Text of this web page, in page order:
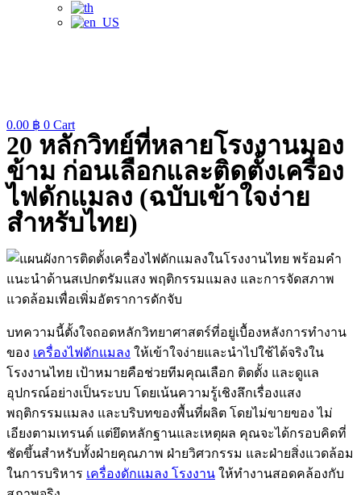
0.00 ฿ 0 Cart
20 หลักวิทย์ที่หลายโรงงานมอง
ข้าม ก่อนเลือกและติดตั้งเครื่อง
ไฟดักแมลง (ฉบับเข้าใจง่าย
สำหรับไทย)
บทความนี้ตั้งใจถอดหลักวิทยาศาสตร์ที่อยู่เบื้องหลังการทำงาน
ของ เครื่องไฟดักแมลง ให้เข้าใจง่ายและนำไปใช้ได้จริงใน
โรงงานไทย เป้าหมายคือช่วยทีมคุณเลือก ติดตั้ง และดูแล
อุปกรณ์อย่างเป็นระบบ โดยเน้นความรู้เชิงลึกเรื่องแสง
พฤติกรรมแมลง และบริบทของพื้นที่ผลิต โดยไม่ขายของ ไม่
เอียงตามเทรนด์ แต่ยึดหลักฐานและเหตุผล คุณจะได้กรอบคิดที่
ชัดขึ้นสำหรับทั้งฝ่ายคุณภาพ ฝ่ายวิศวกรรม และฝ่ายสิ่งแวดล้อม
ในการบริหาร เครื่องดักแมลง โรงงาน ให้ทำงานสอดคล้องกับ